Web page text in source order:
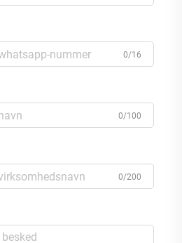
0/16
0/100
0/200